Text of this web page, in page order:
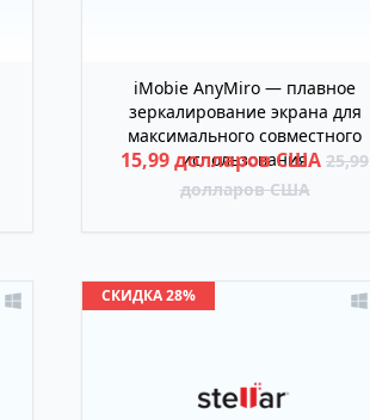
iMobie AnyMiro — плавное
зеркалирование экрана для
максимального совместного
использования
15,99 долларов США 25,99
долларов США
СКИДКА 28%